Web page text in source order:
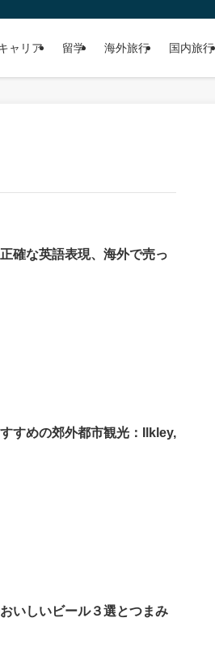
ャリア 留学 海外旅行 国内旅行
確な英語表現、海外で売っ
すめの郊外都市観光：Ilkley,
いしいビール３選とつまみ